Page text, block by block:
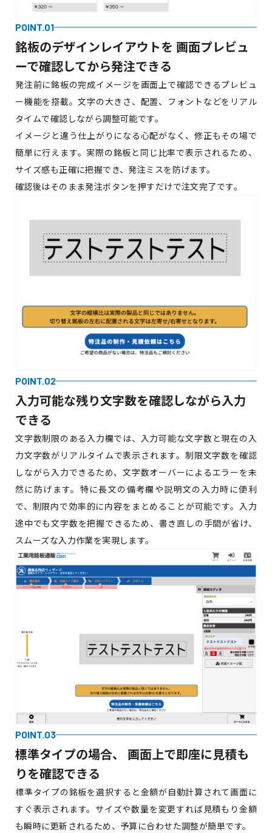
POINT.01
銘板のデザインレイアウトを 画面プレビュ
ーで確認してから発注できる
発注前に銘板の完成イメージを画面上で確認できるプレビュ
ー機能を搭載。文字の大きさ、配置、フォントなどをリアル
タイムで確認しながら調整可能です。
イメージと違う仕上がりになる心配がなく、修正もその場で
簡単に行えます。実際の銘板と同じ比率で表示されるため、
サイズ感も正確に把握でき、発注ミスを防げます。
確認後はそのまま発注ボタンを押すだけで注文完了です。
POINT.02
入力可能な残り文字数を確認しながら入力
できる
文字数制限のある入力欄では、入力可能な文字数と現在の入
力文字数がリアルタイムで表示されます。制限文字数を確認
しながら入力できるため、文字数オーバーによるエラーを未
然に防げます。特に長文の備考欄や説明文の入力時に便利
で、制限内で効率的に内容をまとめることが可能です。入力
途中でも文字数を把握できるため、書き直しの手間が省け、
スムーズな入力作業を実現します。
POINT.03
標準タイプの場合、
画面上で即座に見積も
りを確認できる
標準タイプの銘板を選択すると金額が自動計算されて画面に
すぐ表示されます。サイズや数量を変更すれば見積もり金額
も瞬時に更新されるため、予算に合わせた調整が簡単です。